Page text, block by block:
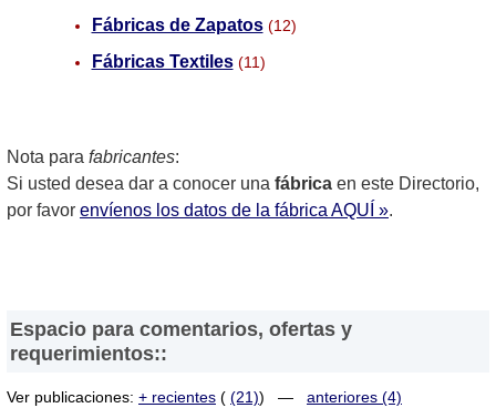
Fábricas de Zapatos(12)
Fábricas Textiles(11)
Nota para fabricantes:
Si usted desea dar a conocer una fábrica en este Directorio,
por favor envíenos los datos de la fábrica AQUÍ ».
Espacio para comentarios, ofertas y
requerimientos::
Ver publicaciones: + recientes ( (21)) — anteriores (4)